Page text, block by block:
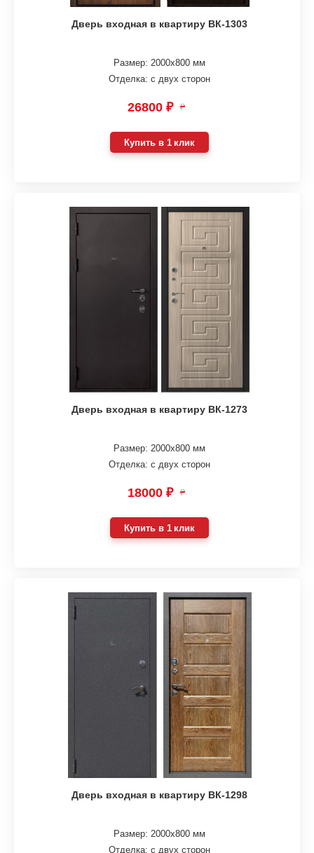
Дверь входная в квартиру ВК-1303
Размер: 2000х800 мм
Отделка: с двух сторон
26800 ₽ ₽
Купить в 1 клик
Дверь входная в квартиру ВК-1273
Размер: 2000х800 мм
Отделка: с двух сторон
18000 ₽ ₽
Купить в 1 клик
Дверь входная в квартиру ВК-1298
Размер: 2000х800 мм
Отделка: с двух сторон